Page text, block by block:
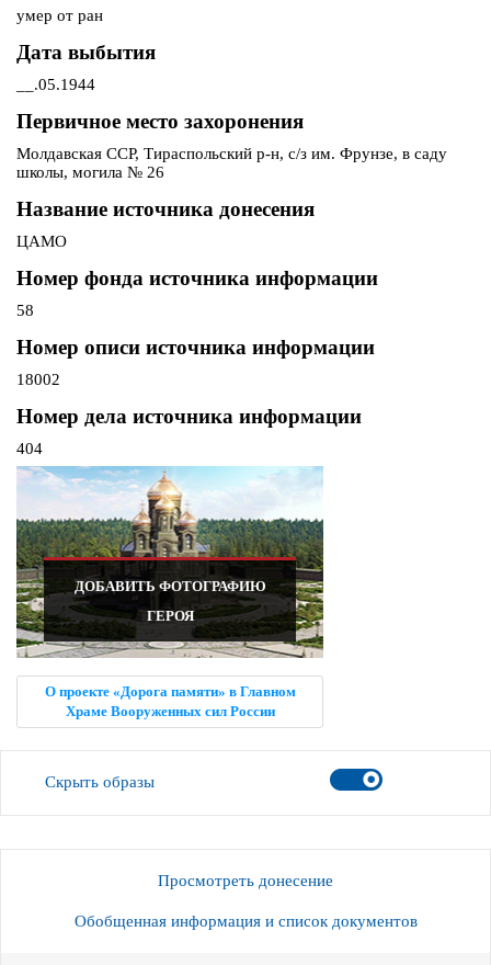
умер от ран
Дата выбытия
__.05.1944
Первичное место захоронения
Молдавская ССР, Тираспольский р-н, с/з им. Фрунзе, в саду
школы, могила № 26
Название источника донесения
ЦАМО
Номер фонда источника информации
58
Номер описи источника информации
18002
Номер дела источника информации
404
ДОБАВИТЬ ФОТОГРАФИЮ
ГЕРОЯ
О проекте «Дорога памяти» в Главном
Храме Вооруженных сил России
Скрыть образы
Просмотреть донесение
Обобщенная информация и список документов